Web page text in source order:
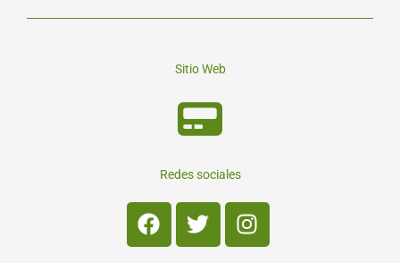
Sitio Web
Redes sociales
Facebook
TwitterInstagram